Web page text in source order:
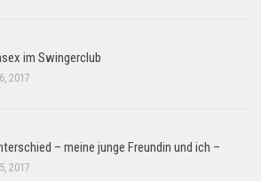
im Swingerclub
2017
– meine junge Freundin und ich –
2017